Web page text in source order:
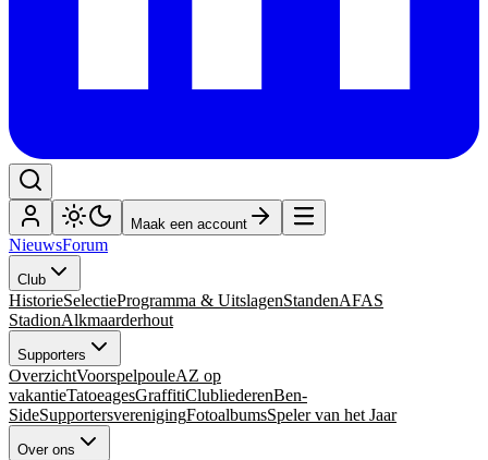
Maak een account
NieuwsForum
Club
HistorieSelectieProgramma & UitslagenStandenAFAS
StadionAlkmaarderhout
Supporters
OverzichtVoorspelpouleAZ op
vakantieTatoeagesGraffitiClubliederenBen-
SideSupportersverenigingFotoalbumsSpeler van het Jaar
Over ons